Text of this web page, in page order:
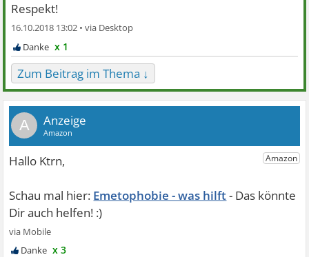
Respekt!
16.10.2018 13:02 •
x 1
Zum Beitrag im Thema ↓
A
Emetophobie - was hilft
x 3